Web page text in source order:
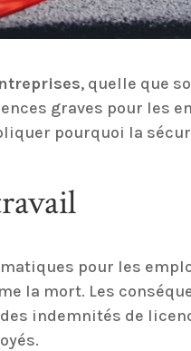
, quelle que
graves pour les
pourquoi la
pour les
la mort. Les
indemnités de